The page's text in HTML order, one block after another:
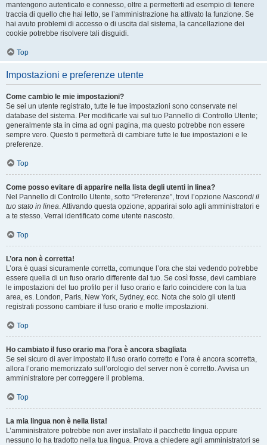
mantengono autenticato e connesso, oltre a permetterti ad esempio di tenere
traccia di quello che hai letto, se l’amministrazione ha attivato la funzione. Se
hai avuto problemi di accesso o di uscita dal sistema, la cancellazione dei
cookie potrebbe risolvere tali disguidi.
Top
Impostazioni e preferenze utente
Come cambio le mie impostazioni?
Se sei un utente registrato, tutte le tue impostazioni sono conservate nel
database del sistema. Per modificarle vai sul tuo Pannello di Controllo Utente;
generalmente sta in cima ad ogni pagina, ma questo potrebbe non essere
sempre vero. Questo ti permetterà di cambiare tutte le tue impostazioni e le
preferenze.
Top
Come posso evitare di apparire nella lista degli utenti in linea?
Nel Pannello di Controllo Utente, sotto “Preferenze”, trovi l’opzione Nascondi il
tuo stato in linea. Attivando questa opzione, apparirai solo agli amministratori e
a te stesso. Verrai identificato come utente nascosto.
Top
L’ora non è corretta!
L’ora è quasi sicuramente corretta, comunque l’ora che stai vedendo potrebbe
essere quella di un fuso orario differente dal tuo. Se così fosse, devi cambiare
le impostazioni del tuo profilo per il fuso orario e farlo coincidere con la tua
area, es. London, Paris, New York, Sydney, ecc. Nota che solo gli utenti
registrati possono cambiare il fuso orario e molte impostazioni.
Top
Ho cambiato il fuso orario ma l’ora è ancora sbagliata
Se sei sicuro di aver impostato il fuso orario corretto e l’ora è ancora scorretta,
allora l’orario memorizzato sull’orologio del server non è corretto. Avvisa un
amministratore per correggere il problema.
Top
La mia lingua non è nella lista!
L’amministratore potrebbe non aver installato il pacchetto lingua oppure
nessuno lo ha tradotto nella tua lingua. Prova a chiedere agli amministratori se